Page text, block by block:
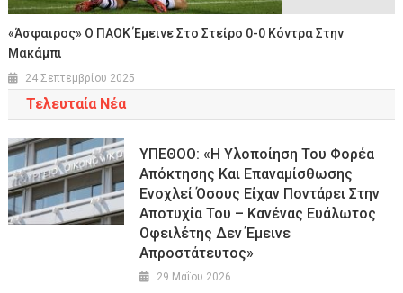
«Άσφαιρος» Ο ΠΑΟΚ Έμεινε Στο Στείρο 0-0 Κόντρα Στην
Μακάμπι
24 Σεπτεμβρίου 2025
Τελευταία Νέα
ΥΠΕΘΟΟ: «Η Υλοποίηση Του Φορέα
Απόκτησης Και Επαναμίσθωσης
Ενοχλεί Όσους Είχαν Ποντάρει Στην
Αποτυχία Του – Κανένας Ευάλωτος
Οφειλέτης Δεν Έμεινε
Απροστάτευτος»
29 Μαΐου 2026